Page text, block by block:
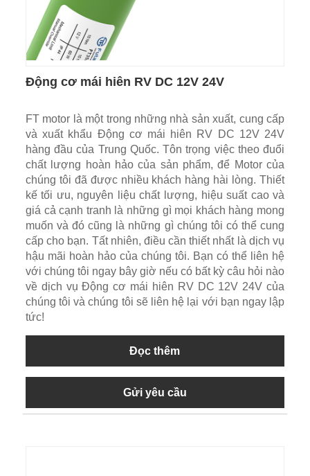
Động cơ mái hiên RV DC 12V 24V
FT motor là một trong những nhà sản xuất, cung cấp
và xuất khẩu Động cơ mái hiên RV DC 12V 24V
hàng đầu của Trung Quốc. Tôn trọng việc theo đuổi
chất lượng hoàn hảo của sản phẩm, để Motor của
chúng tôi đã được nhiều khách hàng hài lòng. Thiết
kế tối ưu, nguyên liệu chất lượng, hiệu suất cao và
giá cả cạnh tranh là những gì mọi khách hàng mong
muốn và đó cũng là những gì chúng tôi có thể cung
cấp cho bạn. Tất nhiên, điều cần thiết nhất là dịch vụ
hậu mãi hoàn hảo của chúng tôi. Bạn có thể liên hệ
với chúng tôi ngay bây giờ nếu có bất kỳ câu hỏi nào
về dịch vụ Động cơ mái hiên RV DC 12V 24V của
chúng tôi và chúng tôi sẽ liên hệ lại với bạn ngay lập
tức!
Đọc thêm
Gửi yêu cầu